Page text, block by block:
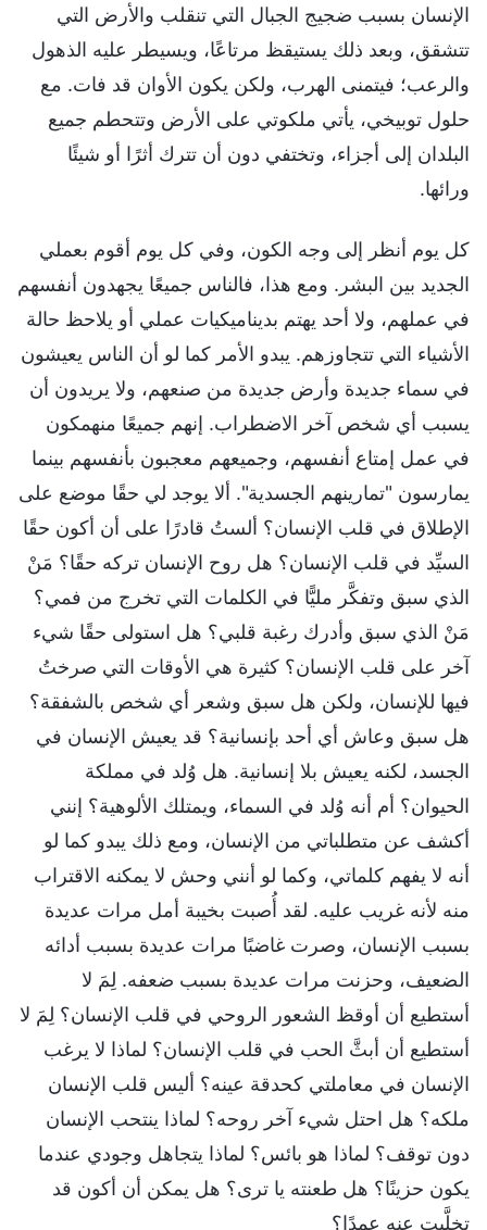
الإنسان بسبب ضجيج الجبال التي تنقلب والأرض التي
تتشقق، وبعد ذلك يستيقظ مرتاعًا، ويسيطر عليه الذهول
والرعب؛ فيتمنى الهرب، ولكن يكون الأوان قد فات. مع
حلول توبيخي، يأتي ملكوتي على الأرض وتتحطم جميع
البلدان إلى أجزاء، وتختفي دون أن تترك أثرًا أو شيئًا
ورائها.
كل يوم أنظر إلى وجه الكون، وفي كل يوم أقوم بعملي
الجديد بين البشر. ومع هذا، فالناس جميعًا يجهدون أنفسهم
في عملهم، ولا أحد يهتم بديناميكيات عملي أو يلاحظ حالة
الأشياء التي تتجاوزهم. يبدو الأمر كما لو أن الناس يعيشون
في سماء جديدة وأرض جديدة من صنعهم، ولا يريدون أن
يسبب أي شخص آخر الاضطراب. إنهم جميعًا منهمكون
في عمل إمتاع أنفسهم، وجميعهم معجبون بأنفسهم بينما
يمارسون "تمارينهم الجسدية". ألا يوجد لي حقًا موضع على
الإطلاق في قلب الإنسان؟ ألستُ قادرًا على أن أكون حقًا
السيِّد في قلب الإنسان؟ هل روح الإنسان تركه حقًا؟ مَنْ
الذي سبق وتفكَّر مليًّا في الكلمات التي تخرج من فمي؟
مَنْ الذي سبق وأدرك رغبة قلبي؟ هل استولى حقًا شيء
آخر على قلب الإنسان؟ كثيرة هي الأوقات التي صرختُ
فيها للإنسان، ولكن هل سبق وشعر أي شخص بالشفقة؟
هل سبق وعاش أي أحد بإنسانية؟ قد يعيش الإنسان في
الجسد، لكنه يعيش بلا إنسانية. هل وُلد في مملكة
الحيوان؟ أم أنه وُلد في السماء، ويمتلك الألوهية؟ إنني
أكشف عن متطلباتي من الإنسان، ومع ذلك يبدو كما لو
أنه لا يفهم كلماتي، وكما لو أنني وحش لا يمكنه الاقتراب
منه لأنه غريب عليه. لقد أُصبت بخيبة أمل مرات عديدة
بسبب الإنسان، وصرت غاضبًا مرات عديدة بسبب أدائه
الضعيف، وحزنت مرات عديدة بسبب ضعفه. لِمَ لا
أستطيع أن أوقظ الشعور الروحي في قلب الإنسان؟ لِمَ لا
أستطيع أن أبثَّ الحب في قلب الإنسان؟ لماذا لا يرغب
الإنسان في معاملتي كحدقة عينه؟ أليس قلب الإنسان
ملكه؟ هل احتل شيء آخر روحه؟ لماذا ينتحب الإنسان
دون توقف؟ لماذا هو بائس؟ لماذا يتجاهل وجودي عندما
يكون حزينًا؟ هل طعنته يا ترى؟ هل يمكن أن أكون قد
تخلَّيت عنه عمدًا؟